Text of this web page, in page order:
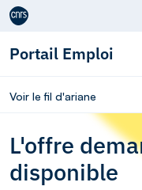
Aller au contenu
Portail Emploi
Voir le fil d'ariane
L'offre
disponible